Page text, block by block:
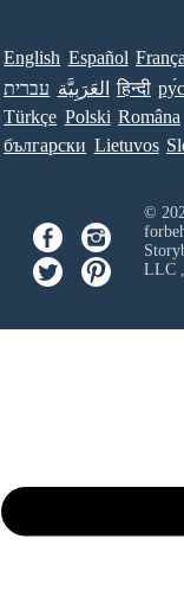
English Español
עברית العَرَبِيَّة हिन्दी
Türkçe Polski Româna
български Lietuvos
©
LLC,